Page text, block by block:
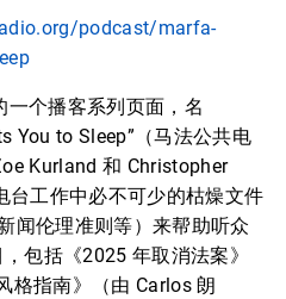
podcast/marfa-
个播客系列页面，名
You to Sleep”（马法公共电
Kurland 和 Christopher
台工作中必不可少的枯燥文件
闻伦理准则等）来帮助听众
包括《2025 年取消法案》
格指南》（由 Carlos 朗